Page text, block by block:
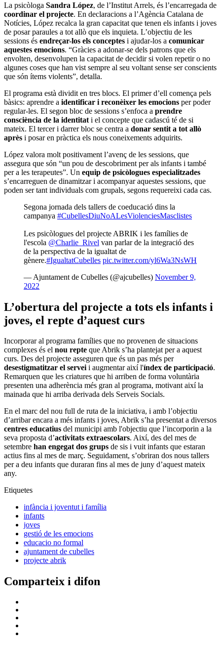
La psicòloga Sandra López, de l’Institut Arrels, és l’encarregada de
coordinar el projecte. En declaracions a l’Agència Catalana de
Notícies, López recalca la gran capacitat que tenen els infants i joves
de posar paraules a tot allò que els inquieta. L’objectiu de les
sessions és endreçar-los els conceptes i ajudar-los a comunicar
aquestes emocions. “Gràcies a adonar-se dels patrons que els
envolten, desenvolupen la capacitat de decidir si volen repetir o no
algunes coses que han vist sempre al seu voltant sense ser conscients
que són ítems violents”, detalla.
El programa està dividit en tres blocs. El primer d’ell comença pels
bàsics: aprendre a identificar i reconèixer les emocions per poder
regular-les. El segon bloc de sessions s’enfoca a prendre
consciència de la identitat i el concepte que cadascú té de si
mateix. El tercer i darrer bloc se centra a donar sentit a tot allò
après i posar en pràctica els nous coneixements adquirits.
López valora molt positivament l’avenç de les sessions, que
assegura que són “un pou de descobriment per als infants i també
per a les terapeutes”. Un equip de psicòlogues especialitzades
s’encarreguen de dinamitzar i acompanyar aquestes sessions, que
poden ser tant individuals com grupals, segons requereixi cada cas.
Segona jornada dels tallers de coeducació dins la
campanya #CubellesDiuNoALesViolenciesMasclistes
Les psicòlogues del projecte ABRIK i les famílies de
l'escola @Charlie_Rivel van parlar de la integració des
de la perspectiva de la igualtat de
gènere.#IgualtatCubelles pic.twitter.com/yl6Wa3NsWH
— Ajuntament de Cubelles (@ajcubelles) November 9,
2022
L’obertura del projecte a tots els infants i
joves, el repte d’aquest curs
Incorporar al programa famílies que no provenen de situacions
complexes és el nou repte que Abrik s’ha plantejat per a aquest
curs. Des del projecte asseguren que és un pas més per
desestigmatitzar el serveii augmentar així l'índex de participació.
Remarquen que les criatures que hi arriben de forma voluntària
presenten una adherència més gran al programa, motivant així la
mainada que hi arriba derivada dels Serveis Socials.
En el marc del nou full de ruta de la iniciativa, i amb l’objectiu
d’arribar encara a més infants i joves, Abrik s’ha presentat a diversos
centres educatius del municipi amb l'objectiu que l’incorporin a la
seva proposta d’activitats extraescolars. Així, des del mes de
setembre han engegat dos grups de sis i vuit infants que estaran
actius fins al mes de març. Seguidament, s’obriran dos nous tallers
per a deu infants que duraran fins al mes de juny d’aquest mateix
any.
Etiquetes
infància i joventut i família
infants
joves
gestió de les emocions
educacio no formal
ajuntament de cubelles
projecte abrik
Comparteix i difon